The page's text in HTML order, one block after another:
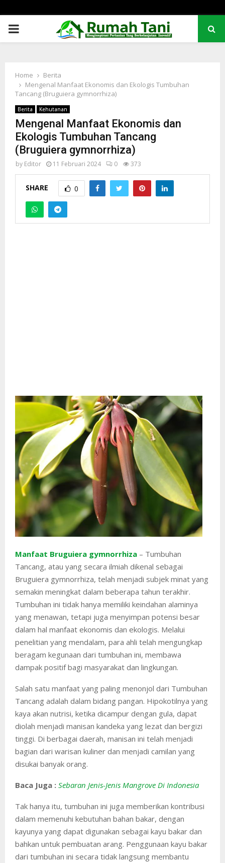
PRIMARY
Home
Berita
Mengenal Manfaat Ekonomis dan Ekologis Tumbuhan
Tancang (Bruguiera gymnorrhiza)
Berita Kehutanan
Mengenal Manfaat Ekonomis dan
Ekologis Tumbuhan Tancang
(Bruguiera gymnorrhiza)
by Editor 11 Februari 2024 0 373
SHARE 0
Manfaat Bruguiera gymnorrhiza – Tumbuhan
Tancang, atau yang secara ilmiah dikenal sebagai
Bruguiera gymnorrhiza, telah menjadi subjek minat yang
semakin meningkat dalam beberapa tahun terakhir.
Tumbuhan ini tidak hanya memiliki keindahan alaminya
yang menawan, tetapi juga menyimpan potensi besar
dalam hal manfaat ekonomis dan ekologis. Melalui
penelitian yang mendalam, para ahli telah mengungkap
beragam kegunaan dari tumbuhan ini, membawa
dampak positif bagi masyarakat dan lingkungan.
Salah satu manfaat yang paling menonjol dari Tumbuhan
Tancang adalah dalam bidang pangan. Hipokotilnya yang
kaya akan nutrisi, ketika dicampur dengan gula, dapat
diolah menjadi manisan kandeka yang lezat dan bergizi
tinggi. Di berbagai daerah, manisan ini telah menjadi
bagian dari warisan kuliner dan menjadi camilan yang
disukai banyak orang.
Baca Juga : Sebaran Jenis-Jenis Mangrove Di Indonesia
Tak hanya itu, tumbuhan ini juga memberikan kontribusi
dalam memenuhi kebutuhan bahan bakar, dengan
kayunya yang dapat digunakan sebagai kayu bakar dan
bahkan untuk pembuatan arang. Penggunaan kayu bakar
dari tumbuhan ini secara tidak langsung membantu